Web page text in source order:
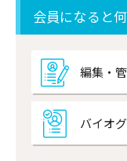
会員になると
編集・
バイオ